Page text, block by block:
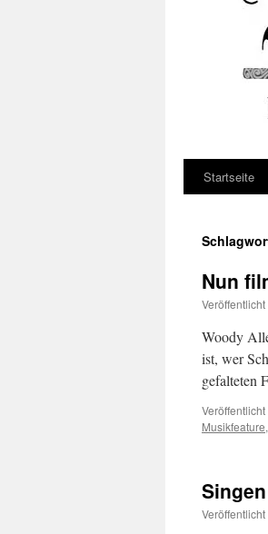
Startseite
Nun
Veröffentlicht
Woody
ist, wer
gefalteten
Musikfeature,
Veröffentlicht